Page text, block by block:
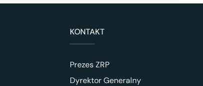
KONTAKT
Prezes ZRP
Dyrektor Generalny